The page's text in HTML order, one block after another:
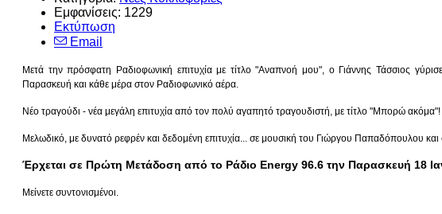
Εμφανίσεις: 1229
Εκτύπωση
Email
Μετά την πρόσφατη Ραδιοφωνική επιτυχία με τίτλο "Αναπνοή μου", ο Γιάννης Τάσσιος
Παρασκευή και κάθε μέρα στον Ραδιοφωνικό αέρα.
Νέο τραγούδι - νέα μεγάλη επιτυχία από τον πολύ αγαπητό τραγουδιστή, με τίτλο "Μπορώ ακόμα"!
Μελωδικό, με δυνατό ρεφρέν και δεδομένη επιτυχία... σε μουσική του Γιώργου Παπαδόπουλου
Έρχεται σε Πρώτη Μετάδοση από το Ράδιο Energy 96.6 την Παρασκευή 18
Μείνετε συντονισμένοι.